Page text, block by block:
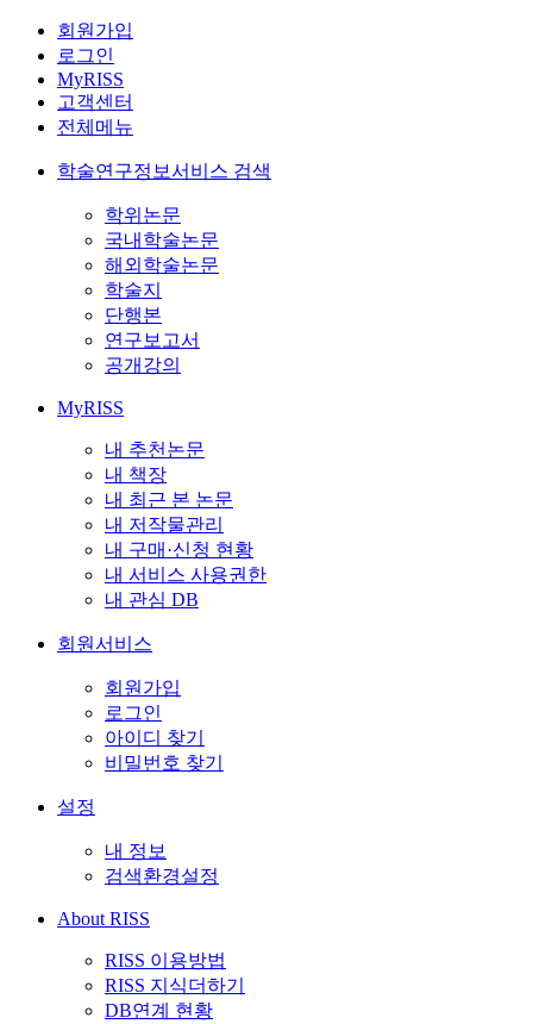
회원가입
로그인
MyRISS
고객센터
전체메뉴
학술연구정보서비스 검색
학위논문
국내학술논문
해외학술논문
학술지
단행본
연구보고서
공개강의
MyRISS
내 추천논문
내 책장
내 최근 본 논문
내 저작물관리
내 구매·신청 현황
내 서비스 사용권한
내 관심 DB
회원서비스
회원가입
로그인
아이디 찾기
비밀번호 찾기
설정
내 정보
검색환경설정
About RISS
RISS 이용방법
RISS 지식더하기
DB연계 현황